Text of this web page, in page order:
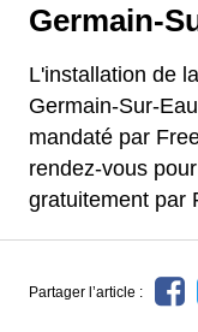
Germain-
L'installation de
Germain-Sur-
mandaté par
rendez-vous
gratuitement par
Partager l’article :